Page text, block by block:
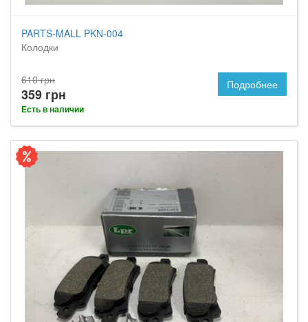
PARTS-MALL PKN-004
Колодки
610 грн
359 грн
Есть в наличии
Подробнее